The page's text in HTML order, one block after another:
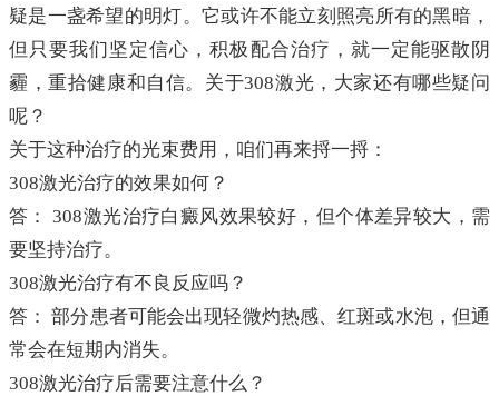
疑是一盏希望的明灯。它或许不能立刻照亮所有的黑暗，
但只要我们坚定信心，积极配合治疗，就一定能驱散阴
霾，重拾健康和自信。关于308激光，大家还有哪些疑问
呢？
关于这种治疗的光束费用，咱们再来捋一捋：
308激光治疗的效果如何？
答： 308激光治疗白癜风效果较好，但个体差异较大，需
要坚持治疗。
308激光治疗有不良反应吗？
答： 部分患者可能会出现轻微灼热感、红斑或水泡，但通
常会在短期内消失。
308激光治疗后需要注意什么？